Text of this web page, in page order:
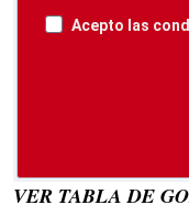
Acepto las
VER TABLA DE